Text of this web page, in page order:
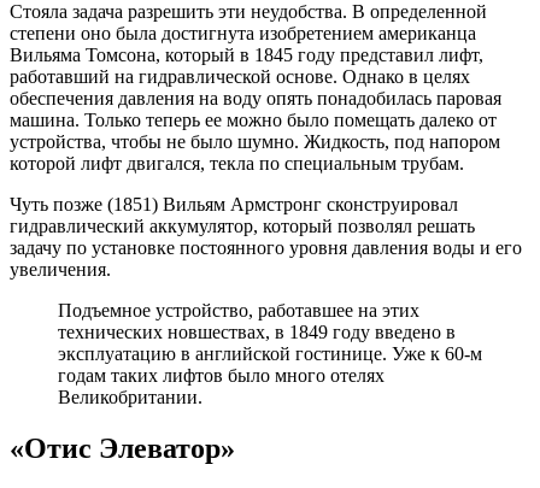
Стояла задача разрешить эти неудобства. В определенной
степени оно была достигнута изобретением американца
Вильяма Томсона, который в 1845 году представил лифт,
работавший на гидравлической основе. Однако в целях
обеспечения давления на воду опять понадобилась паровая
машина. Только теперь ее можно было помещать далеко от
устройства, чтобы не было шумно. Жидкость, под напором
которой лифт двигался, текла по специальным трубам.
Чуть позже (1851) Вильям Армстронг сконструировал
гидравлический аккумулятор, который позволял решать
задачу по установке постоянного уровня давления воды и его
увеличения.
Подъемное устройство, работавшее на этих
технических новшествах, в 1849 году введено в
эксплуатацию в английской гостинице. Уже к 60-м
годам таких лифтов было много отелях
Великобритании.
«Отис Элеватор»